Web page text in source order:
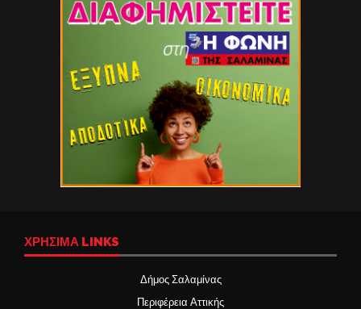
ΧΡΉΣΙΜΑ LINKS
Δήμος Σαλαμίνας
Περιφέρεια Αττικής